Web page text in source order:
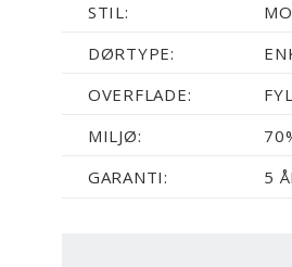
STIL:
DØRTYPE:
OVERFLADE:
MILJØ:
GARANTI:
5